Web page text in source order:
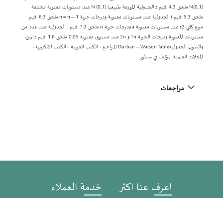
N(0,1) ملحق 4.3 :قيم z الجدولية الموزعة طبيعيا N (0,1) عند مستويات معنوية مختلفة
ملحق 5.3 :قيم t الجدولية عند مستويات معنوية ودرجات حرية n = n – 1 ملحق 6.3 :قيم
مربع كاي c2 عند مستويات معنوية a ودرجات حرية n ملحق 7.3 :قيم ¦ الجدولية عند عدد من
مستويات المعنوية ودرجات الحرية 1n و 2n عند مستوى معنوية 0.05 ملحق 1.6 :قيم داربن-
واتسون الجدوليةDurban – Watson Table المـراجــع - الكتب العربية - الكتب الانكليزية -
المجلات العلمية المؤلف في سطور
مراجعات
اعرف عنا اكثر خدمة العملاء